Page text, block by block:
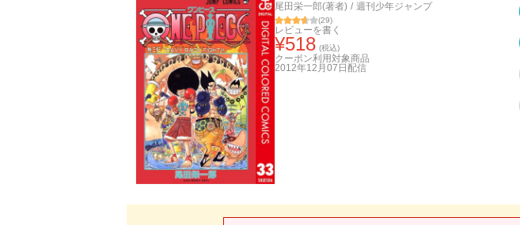
尾田栄一郎(著者) / 週刊少年ジャンプ
(29)
レビューを書く
¥518 (税込)
クーポン利用対象商品
2012年12月07日 配信